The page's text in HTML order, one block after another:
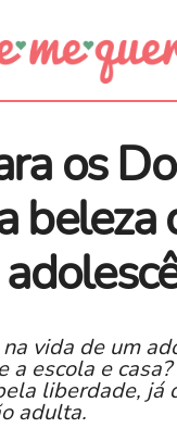
os
beleza
vida de um
a escola e
liberdade, já
adulta.